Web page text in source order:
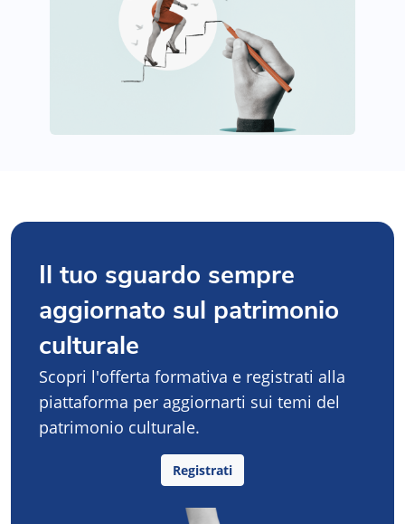
Il tuo sguardo sempre
aggiornato sul patrimonio
culturale
Scopri l'offerta formativa e registrati alla
piattaforma per aggiornarti sui temi del
patrimonio culturale.
Registrati